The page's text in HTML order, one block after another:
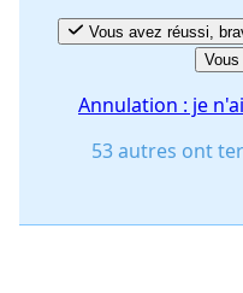
Vous avez réussi,
Annulation : je
53 autres ont